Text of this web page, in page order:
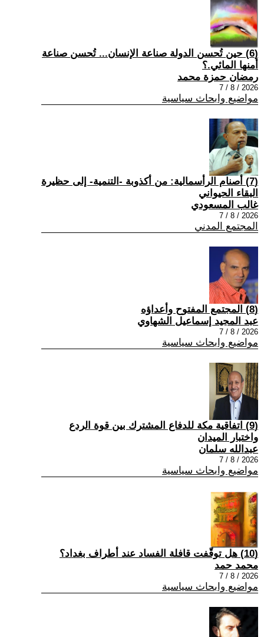
(6) حين تُحسن الدولة صناعة الإنسان... تُحسن صناعة
أمنها المائي.؟
رمضان حمزة محمد
2026 / 8 / 7
مواضيع وابحاث سياسية
(7) أصنام الرأسمالية: من أكذوبة -التنمية- إلى حظيرة
البقاء الحيواني
غالب المسعودي
2026 / 8 / 7
المجتمع المدني
(8) المجتمع المفتوح وأعداؤه
عبد المجيد إسماعيل الشهاوي
2026 / 8 / 7
مواضيع وابحاث سياسية
(9) اتفاقية مكة للدفاع المشترك بين قوة الردع
واختبار الميدان
عبدالله سلمان
2026 / 8 / 7
مواضيع وابحاث سياسية
(10) هل توقّفت قافلة الفساد عند أطراف بغداد؟
محمد حمد
2026 / 8 / 7
مواضيع وابحاث سياسية